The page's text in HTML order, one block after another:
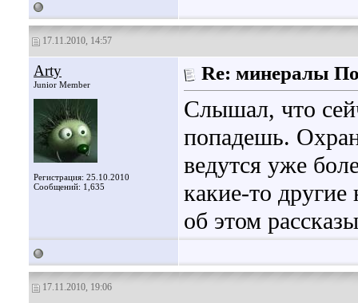
17.11.2010, 14:57
Arty
Junior Member
Регистрация: 25.10.2010
Сообщений: 1,635
Re: минералы
Слышал, что
попадешь.
ведутся уже
какие-то
об этом
17.11.2010, 19:06